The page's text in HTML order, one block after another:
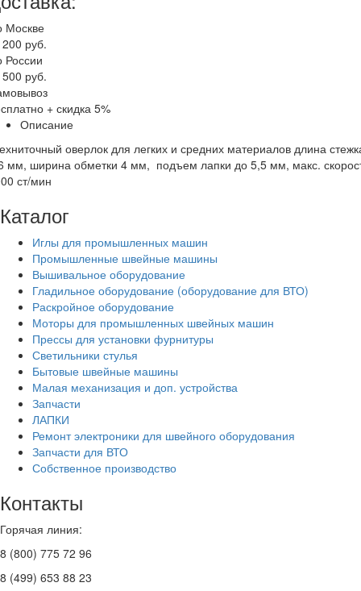
Москве
200 руб.
России
500 руб.
+ скидка 5%
Описание
оверлок для легких и средних материалов длина
мм, ширина обметки 4 мм, подъем лапки до 5,5 мм, макс.
ст/мин
Каталог
Иглы для промышленных машин
Промышленные швейные машины
Вышивальное оборудование
Гладильное оборудование (оборудование для ВТО)
Раскройное оборудование
Моторы для промышленных швейных машин
Прессы для установки фурнитуры
Светильники стулья
Бытовые швейные машины
Малая механизация и доп. устройства
Запчасти
ЛАПКИ
Ремонт электроники для швейного оборудования
Запчасти для ВТО
Собственное производство
Контакты
Горячая линия:
8 (800) 775 72 96
8 (499) 653 88 23